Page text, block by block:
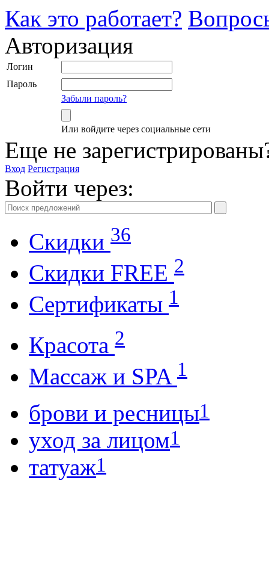
Как это работает?
Авторизация
Логин
Пароль
Забыли пароль?
Или войдите через социальные сети
Еще не
Вход Регистрация
Войти через:
Скидки 36
Cкидки FREE 2
Cертификаты 1
Красота 2
Массаж и SPA 1
брови и ресницы1
уход за лицом1
татуаж1